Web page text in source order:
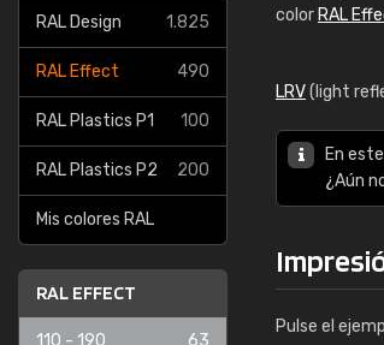
RAL Design 1.825
RAL Effect 490
RAL Plastics P1 100
RAL Plastics P2 200
Mis colores RAL
RAL EFFECT
110 - 190 63
color RAL
LRV(light
En
¿Aún
Pulse el